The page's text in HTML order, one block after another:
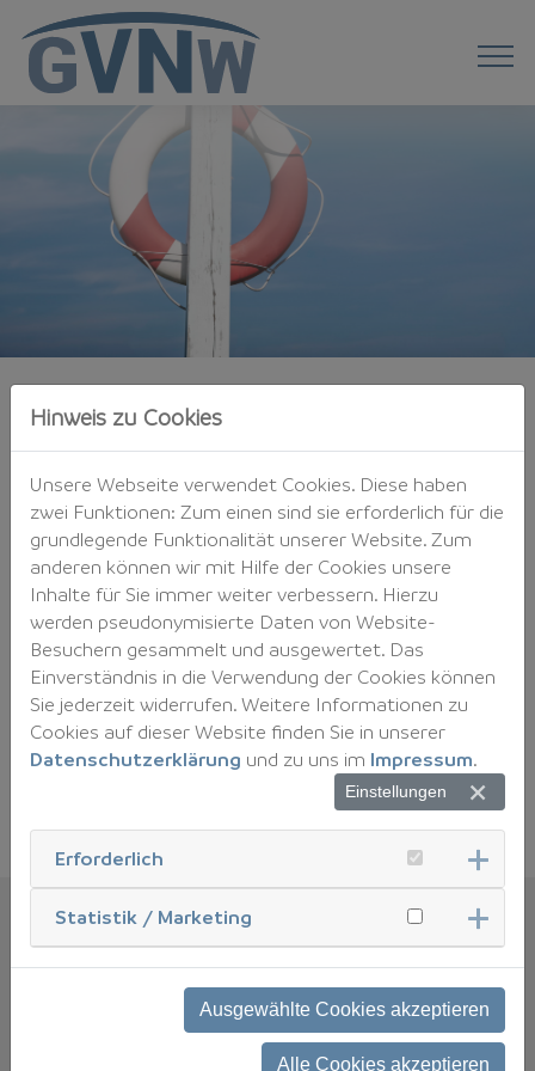
GVNW-Fachtagung Cyber und
Financial Lines
Save-the-date
9. und 10. März 2027
mit einem gemeinsamen Networking-Abend
am 9. März 2027
Für Nicht-Mitglieder wird die Anmeldung
Anfang/Mitte Dezember 2026 an dieser
Stelle möglich sein.
Gesamtorganisation
Sabine Stoffels
und Veranstaltungen
Tel. : +49 (0)228 98223 23
Hinweis zu Cookies
Unsere Webseite verwendet Cookies. Diese haben
zwei Funktionen: Zum einen sind sie erforderlich für die
grundlegende Funktionalität unserer Website. Zum
anderen können wir mit Hilfe der Cookies unsere
Inhalte für Sie immer weiter verbessern. Hierzu
werden pseudonymisierte Daten von Website-
Besuchern gesammelt und ausgewertet. Das
Einverständnis in die Verwendung der Cookies können
Sie jederzeit widerrufen. Weitere Informationen zu
Cookies auf dieser Website finden Sie in unserer
Datenschutzerklärung und zu uns im Impressum.
Einstellungen
Erforderlich
Statistik / Marketing
Ausgewählte Cookies akzeptieren
Alle Cookies akzeptieren